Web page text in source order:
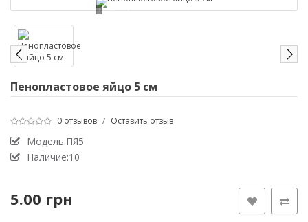
Loading...
Пенопластовое яйцо 5 см
0 отзывов / Оставить отзыв
Модель:ПЯ5
Наличие:10
5.00 грн